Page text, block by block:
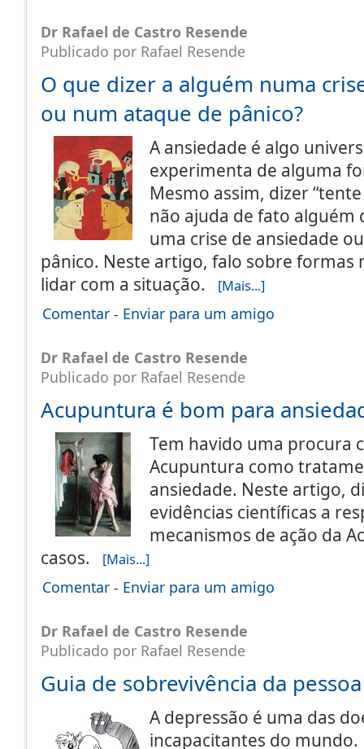
Dr Rafael de Castro Resende
Publicado por Rafael Resende
O que dizer a alguém numa
ou num ataque de pânico?
A ansiedade é algo
experimenta de alguma
Mesmo assim, dizer
não ajuda de fato alguém
uma crise de ansiedade
pânico. Neste artigo, falo sobre formas
lidar com a situação.
[Mais...]
Comentar - Enviar para um amigo
Dr Rafael de Castro Resende
Publicado por Rafael Resende
Acupuntura é bom para
Tem havido uma procura
Acupuntura como
ansiedade. Neste artigo,
evidências científicas a
mecanismos de ação da
casos.
[Mais...]
Comentar - Enviar para um amigo
Dr Rafael de Castro Resende
Publicado por Rafael Resende
Guia de sobrevivência da
A depressão é uma das
incapacitantes do mundo.